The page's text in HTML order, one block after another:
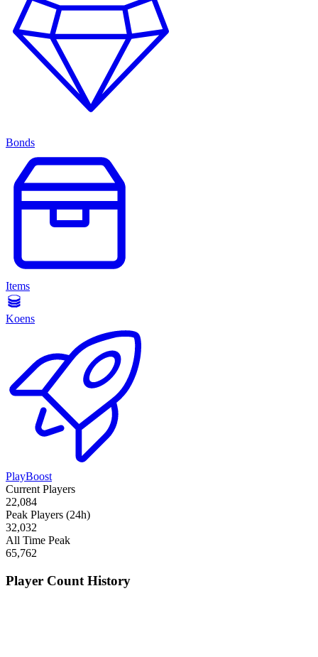
Bonds
Items
Koens
PlayBoost
Current Players
22,084
Peak Players (24h)
32,032
All Time Peak
65,762
Player Count History